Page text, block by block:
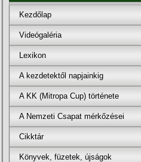
Kezdőlap
Videógaléria
Lexikon
A kezdetektől napjainkig
A KK (Mitropa Cup) története
A Nemzeti Csapat mérkőzései
Cikktár
Könyvek, füzetek, újságok